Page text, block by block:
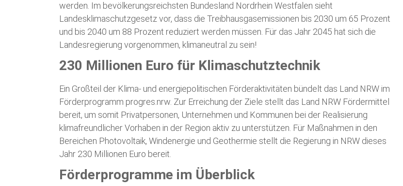
werden. Im bevölkerungsreichsten Bundesland Nordrhein Westfalen sieht
Landesklimaschutzgesetz vor, dass die Treibhausgasemissionen bis 2030 um 65 Prozent
und bis 2040 um 88 Prozent reduziert werden müssen. Für das Jahr 2045 hat sich die
Landesregierung vorgenommen, klimaneutral zu sein!
230 Millionen Euro für Klimaschutztechnik
Ein Großteil der Klima- und energiepolitischen Förderaktivitäten bündelt das Land NRW im
Förderprogramm progres.nrw. Zur Erreichung der Ziele stellt das Land NRW Fördermittel
bereit, um somit Privatpersonen, Unternehmen und Kommunen bei der Realisierung
klimafreundlicher Vorhaben in der Region aktiv zu unterstützen. Für Maßnahmen in den
Bereichen Photovoltaik, Windenergie und Geothermie stellt die Regierung in NRW dieses
Jahr 230 Millionen Euro bereit.
Förderprogramme im Überblick